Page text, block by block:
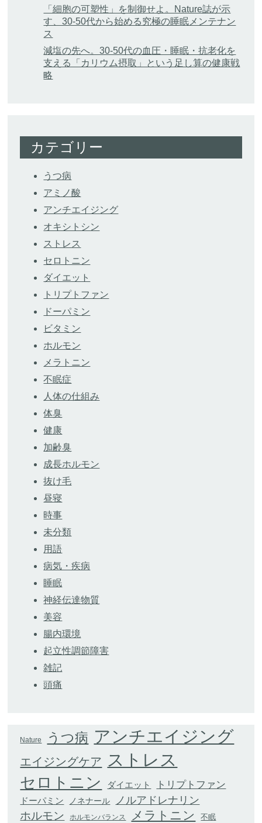
「細胞の可塑性」を制御せよ。Nature誌が示
す、30-50代から始める究極の睡眠メンテナン
ス
減塩の先へ。30-50代の血圧・睡眠・抗老化を
支える「カリウム摂取」という足し算の健康戦
略
カテゴリー
うつ病
アミノ酸
アンチエイジング
オキシトシン
ストレス
セロトニン
ダイエット
トリプトファン
ドーパミン
ビタミン
ホルモン
メラトニン
不眠症
人体の仕組み
体臭
健康
加齢臭
成長ホルモン
抜け毛
昼寝
時事
未分類
用語
病気・疾病
睡眠
神経伝達物質
美容
腸内環境
起立性調節障害
雑記
頭痛
Nature うつ病 アンチエイジング
エイジングケア ストレス
セロトニン ダイエット トリプトファン
ドーパミン ノネナール ノルアドレナリン
ホルモン ホルモンバランス メラトニン 不眠